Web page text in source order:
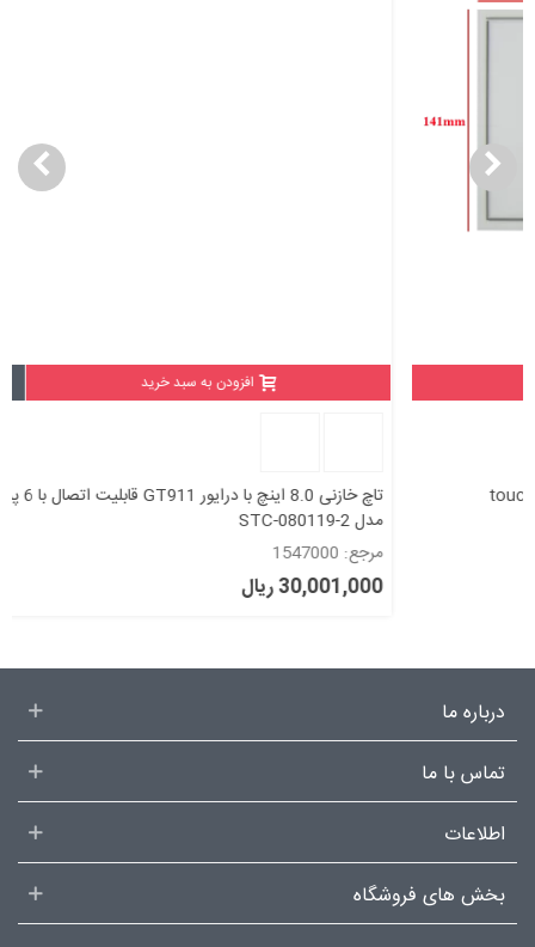
افزودن به سبد خرید
تاچ خازنی 8.0 اینچ با درایور GT911 قابلیت اتصال با 6 پین I2C و USB
درباره ما
تماس با ما
اطلاعات
بخش های فروشگاه